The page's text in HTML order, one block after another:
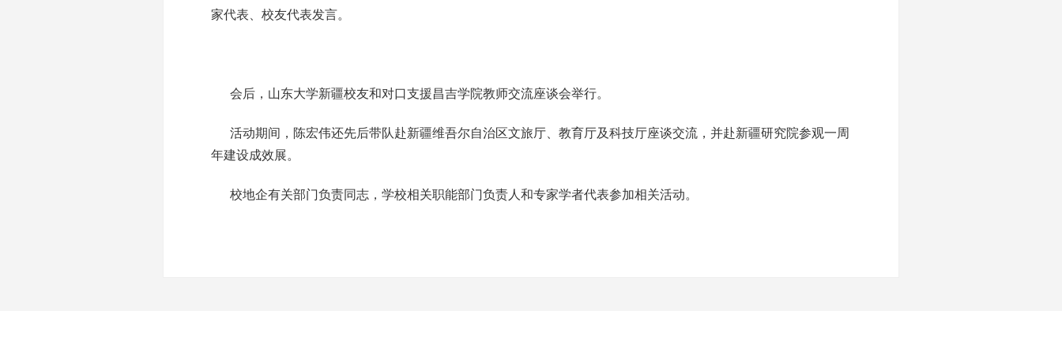
家代表、校友代表发言。
会后，山东大学新疆校友和对口支援昌吉学院教师交流座谈会举行。
活动期间，陈宏伟还先后带队赴新疆维吾尔自治区文旅厅、教育厅及科技厅座谈交流，并赴新疆研究院参观一周
年建设成效展。
校地企有关部门负责同志，学校相关职能部门负责人和专家学者代表参加相关活动。